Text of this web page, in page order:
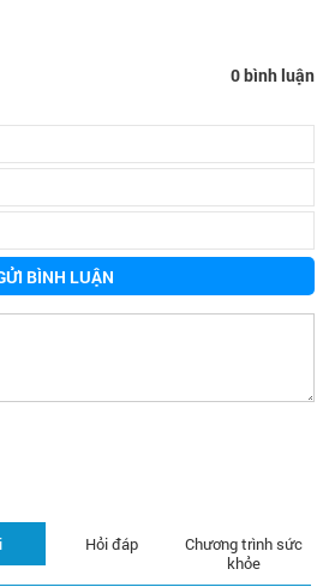
0 bình luận
BÌNH LUẬN
Chương trình sức
khỏe
Hỏi đáp